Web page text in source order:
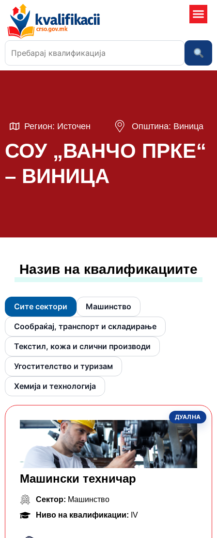
Регион: Источен Општина: Виница
СОУ „ВАНЧО ПРКЕ“
– ВИНИЦА
Назив на квалификациите
Сите сектори Машинство
Сообраќај, транспорт и складирање
Текстил, кожа и слични производи
Угостителство и туризам
Хемија и технологија
ДУАЛНА
Машински техничар
Сектор: Машинство
Ниво на квалификации: IV